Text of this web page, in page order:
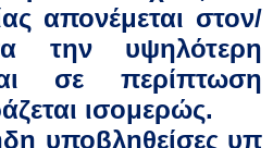
απονέμεται στον/
την υψηλότερη
σε
περίπτωση
ισομερώς.
υποβληθείσες υπ